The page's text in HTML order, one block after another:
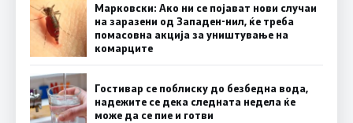
Марковски: Ако ни се појават нови случаи
на заразени од Западен-нил, ќе треба
помасовна акција за уништување на
комарците
Гостивар се поблиску до безбедна вода,
надежите се дека следната недела ќе
може да се пие и готви